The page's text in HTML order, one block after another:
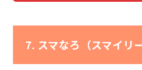
7. スマなろ（スマイリ